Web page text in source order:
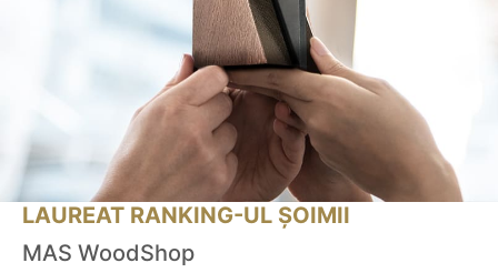
LAUREAT RANKING-UL ȘOIMII
MAS WoodShop